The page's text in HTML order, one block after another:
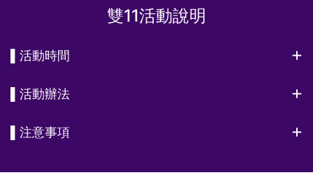
雙11活動說明
▌活動時間
▌活動辦法
▌注意事項